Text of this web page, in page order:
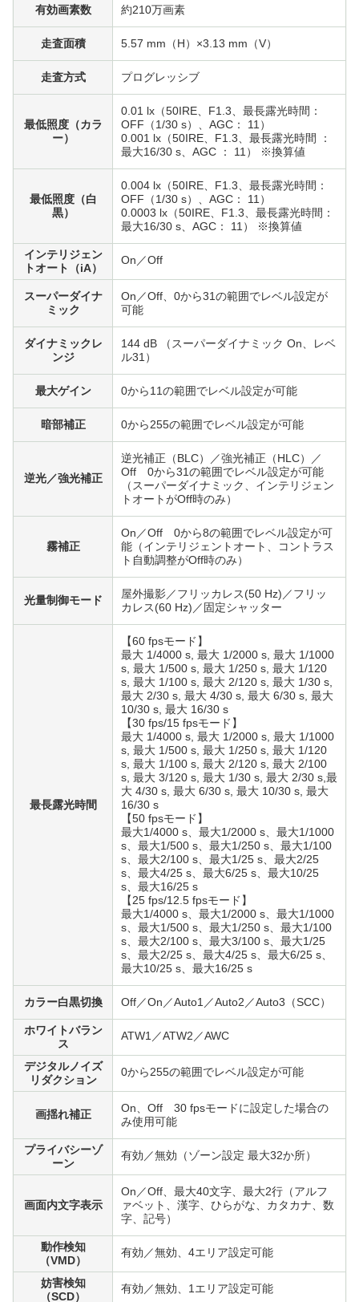
有効画素数 約210万画素
走査面積 5.57 mm（H）×3.13 mm（V）
走査方式 プログレッシブ
最低照度（カラ
ー）
0.01 lx（50IRE、F1.3、最長露光時間：
OFF（1/30 s）、AGC： 11）
0.001 lx（50IRE、F1.3、最長露光時間 ：
最大16/30 s、AGC ： 11） ※換算値
最低照度（白
黒）
0.004 lx（50IRE、F1.3、最長露光時間：
OFF（1/30 s）、AGC： 11）
0.0003 lx（50IRE、F1.3、最長露光時間：
最大16/30 s、AGC： 11） ※換算値
インテリジェン
トオート（iA）
On／Off
スーパーダイナ
ミック
On／Off、0から31の範囲でレベル設定が
可能
ダイナミックレ
ンジ
144 dB （スーパーダイナミック On、レベ
ル31）
最大ゲイン 0から11の範囲でレベル設定が可能
暗部補正 0から255の範囲でレベル設定が可能
逆光／強光補正
逆光補正（BLC）／強光補正（HLC）／
Off 0から31の範囲でレベル設定が可能
（スーパーダイナミック、インテリジェン
トオートがOff時のみ）
霧補正
On／Off 0から8の範囲でレベル設定が可
能（インテリジェントオート、コントラス
ト自動調整がOff時のみ）
光量制御モード
屋外撮影／フリッカレス(50 Hz)／フリッ
カレス(60 Hz)／固定シャッター
最長露光時間
【60 fpsモード】
最大 1/4000 s, 最大 1/2000 s, 最大 1/1000
s, 最大 1/500 s, 最大 1/250 s, 最大 1/120
s, 最大 1/100 s, 最大 2/120 s, 最大 1/30 s,
最大 2/30 s, 最大 4/30 s, 最大 6/30 s, 最大
10/30 s, 最大 16/30 s
【30 fps/15 fpsモード】
最大 1/4000 s, 最大 1/2000 s, 最大 1/1000
s, 最大 1/500 s, 最大 1/250 s, 最大 1/120
s, 最大 1/100 s, 最大 2/120 s, 最大 2/100
s, 最大 3/120 s, 最大 1/30 s, 最大 2/30 s,最
大 4/30 s, 最大 6/30 s, 最大 10/30 s, 最大
16/30 s
【50 fpsモード】
最大1/4000 s、最大1/2000 s、最大1/1000
s、最大1/500 s、最大1/250 s、最大1/100
s、最大2/100 s、最大1/25 s、最大2/25
s、最大4/25 s、最大6/25 s、最大10/25
s、最大16/25 s
【25 fps/12.5 fpsモード】
最大1/4000 s、最大1/2000 s、最大1/1000
s、最大1/500 s、最大1/250 s、最大1/100
s、最大2/100 s、最大3/100 s、最大1/25
s、最大2/25 s、最大4/25 s、最大6/25 s、
最大10/25 s、最大16/25 s
カラー白黒切換 Off／On／Auto1／Auto2／Auto3（SCC）
ホワイトバラン
ス
ATW1／ATW2／AWC
デジタルノイズ
リダクション
0から255の範囲でレベル設定が可能
画揺れ補正
On、Off 30 fpsモードに設定した場合の
み使用可能
プライバシーゾ
ーン
有効／無効（ゾーン設定 最大32か所）
画面内文字表示
On／Off、最大40文字、最大2行（アルフ
ァベット、漢字、ひらがな、カタカナ、数
字、記号）
動作検知
（VMD）
有効／無効、4エリア設定可能
妨害検知
（SCD）
有効／無効、1エリア設定可能